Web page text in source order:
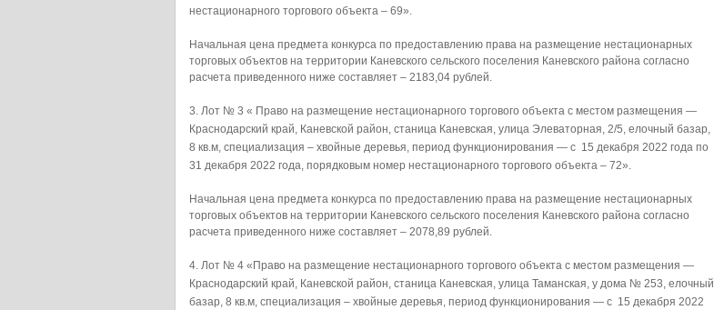
нестационарного торгового объекта – 69».
Начальная цена предмета конкурса по предоставлению права на размещение нестационарных
торговых объектов на территории Каневского сельского поселения Каневского района согласно
расчета приведенного ниже составляет – 2183,04 рублей.
Лот № 3 « Право на размещение нестационарного торгового объекта с местом размещения —
Краснодарский край, Каневской район, станица Каневская, улица Элеваторная, 2/5, елочный базар,
8 кв.м, специализация – хвойные деревья, период функционирования — с 15 декабря 2022 года по
31 декабря 2022 года, порядковым номер нестационарного торгового объекта – 72».
Начальная цена предмета конкурса по предоставлению права на размещение нестационарных
торговых объектов на территории Каневского сельского поселения Каневского района согласно
расчета приведенного ниже составляет – 2078,89 рублей.
Лот № 4 «Право на размещение нестационарного торгового объекта с местом размещения —
Краснодарский край, Каневской район, станица Каневская, улица Таманская, у дома № 253, елочный
базар, 8 кв.м, специализация – хвойные деревья, период функционирования — с 15 декабря 2022